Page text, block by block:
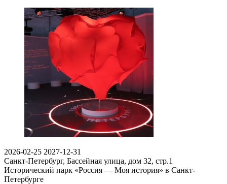
2026-02-25 2027-12-31
Санкт-Петербург, Бассейная улица, дом 32, стр.1​
Исторический парк «Россия — Моя история» в Санкт-
Петербурге